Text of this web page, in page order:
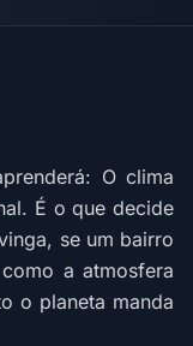
O clima
É o que decide
se um bairro
a atmosfera
o planeta manda